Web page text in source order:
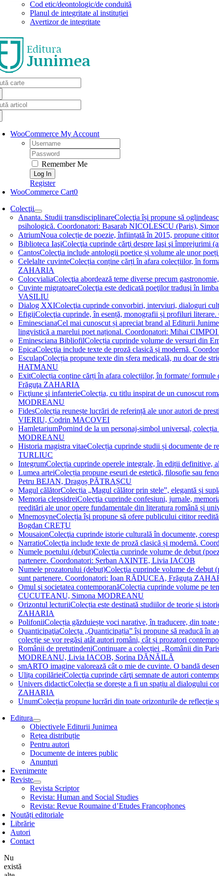
Cod etic/deontologic/de conduită
Planul de integritate al instituției
Avertizor de integritate
WooCommerce My Account
Username:
Password:
Remember Me
Register
WooCommerce Cart0
Colecţii
Ananta. Studii transdisciplinareColecţia își propune să
psihologică. Coordonatori: Basarab NICOLESCU (Paris),
AtriumNoua colecție de poezie, înființată în 2015, propune
Biblioteca IaşiColecţia cuprinde cărţi despre Iaşi şi împrejurimi
CantosColecţia include antologii poetice și volume ale unor
Celelalte cuvinteColecția conține cărți în afara colecțiilor, în
ZAHARIA
ColocvialiaColecţia abordează teme diverse precum
Cuvinte migratoareColecţia este dedicată poeţilor traduşi în
VASILIU
Dialog XXIColecţia cuprinde convorbiri, interviuri, dialoguri
EfigiiColecţia cuprinde, în esență, monografii și profiluri
EminescianaCel mai cunoscut și apreciat brand al Editurii
lingvistică a marelui poet național. Coordonatori: Mihai
Eminesciana BibliofilColecția cuprinde volume de versuri din
EpicaColecţia include texte de proză clasică și modernă.
EsculapColecția propune texte din sfera medicală, nu doar de
HATMANU
ExitColecția conține cărți în afara colecțiilor, în formate/
Frăguţa ZAHARIA
Ficţiune şi infanterieColecția, cu titlu inspirat de un cunoscut
MODREANU
FidesColecția reunește lucrări de referință ale unor autori de
VIERIU, Codrin MACOVEI
HamletariumPornind de la un personaj-simbol universal,
MODREANU
Historia magistra vitaeColecția cuprinde studii și documente
TURLIUC
IntegrumColecția cuprinde operele integrale, în ediții
Lumea arteiColecția propune eseuri de estetică, filosofie sau
Petru BEJAN, Dragoș PĂTRAȘCU
Magul călătorColecția „Magul călător prin stele”, elegantă și
Memoria clepsidreiColecţia cuprinde confesiuni, jurnale,
reeditări ale unor opere fundamentale din literatura română și
MnemosyneColecția își propune să ofere publicului cititor
Bogdan CREȚU
MousaionColecţia cuprinde istorie culturală în documente,
NarratioColecţia include texte de proză clasică și modernă.
Numele poetului (debut)Colecţia cuprinde volume de debut
partenere. Coordonatori: Șerban AXINTE, Livia IACOB
Numele prozatorului (debut)Colecţia cuprinde volume de debut
sunt partenere. Coordonatori: Ioan RĂDUCEA, Frăguța
Omul şi societatea contemporanăColecția cuprinde volume pe
CUCUTEANU, Simona MODREANU
Orizontul lecturiiColecția este destinată studiilor de teorie și
ZAHARIA
PolifoniiColecția găzduiește voci narative, în traducere, din
QuanticipaţiaColecța „Quanticipația” își propune să readucă în
colecție se vor regăsi atât autori români, cât și prozatori
Românii de pretutindeniContinuare a colecției „Românii din
MODREANU, Livia IACOB, Sorina DĂNĂILĂ
smARTO imagine valorează cât o mie de cuvinte. O bandă
Ulița copilărieiColecţia cuprinde cărţi semnate de autori
Univers didacticColecția se dorește a fi un spațiu al dialogului
ZAHARIA
UnumColecția propune lucrări din toate orizonturile de
Editura
Obiectivele Editurii Junimea
Rețea distribuție
Pentru autori
Documente de interes public
Anunţuri
Evenimente
Reviste
Revista Scriptor
Revista: Human and Social Studies
Revista: Revue Roumaine d’Etudes Francophones
Noutăți editoriale
Librărie
Autori
Contact
Nu
există